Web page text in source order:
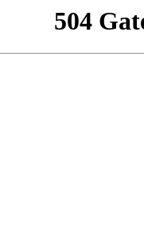
504